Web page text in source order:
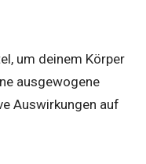
um deinem Körper
ausgewogene
Auswirkungen auf